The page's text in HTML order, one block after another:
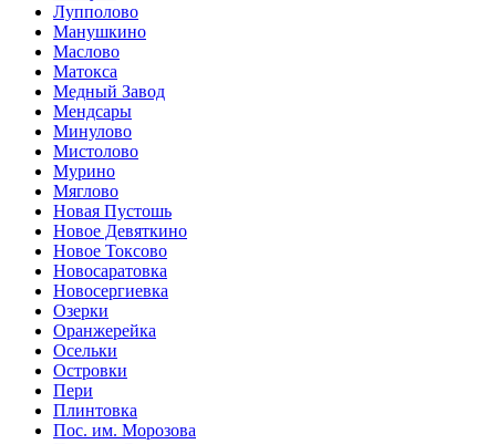
Лупполово
Манушкино
Маслово
Матокса
Медный Завод
Мендсары
Минулово
Мистолово
Мурино
Мяглово
Новая Пустошь
Новое Девяткино
Новое Токсово
Новосаратовка
Новосергиевка
Озерки
Оранжерейка
Осельки
Островки
Пери
Плинтовка
Пос. им. Морозова